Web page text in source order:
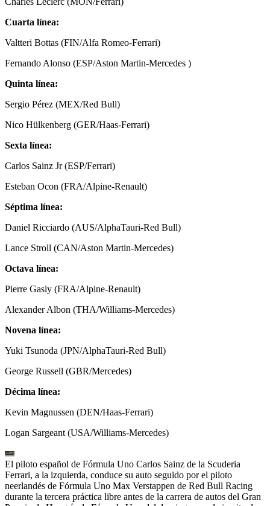
Cuarta línea:
Valtteri Bottas (FIN/Alfa Romeo-Ferrari)
Fernando Alonso (ESP/Aston Martin-Mercedes )
Quinta línea:
Sergio Pérez (MEX/Red Bull)
Nico Hülkenberg (GER/Haas-Ferrari)
Sexta línea:
Carlos Sainz Jr (ESP/Ferrari)
Esteban Ocon (FRA/Alpine-Renault)
Séptima línea:
Daniel Ricciardo (AUS/AlphaTauri-Red Bull)
Lance Stroll (CAN/Aston Martin-Mercedes)
Octava línea:
Pierre Gasly (FRA/Alpine-Renault)
Alexander Albon (THA/Williams-Mercedes)
Novena línea:
Yuki Tsunoda (JPN/AlphaTauri-Red Bull)
George Russell (GBR/Mercedes)
Décima línea:
Kevin Magnussen (DEN/Haas-Ferrari)
Logan Sargeant (USA/Williams-Mercedes)
El piloto español de Fórmula Uno Carlos Sainz de la Scuderia
Ferrari, a la izquierda, conduce su auto seguido por el piloto
neerlandés de Fórmula Uno Max Verstappen de Red Bull Racing
durante la tercera práctica libre antes de la carrera de autos del Gran